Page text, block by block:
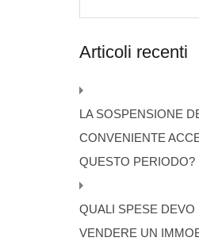
Articoli recenti
LA SOSPENSIONE
CONVENIENTE
QUESTO PERIODO?
QUALI SPESE
VENDERE UN